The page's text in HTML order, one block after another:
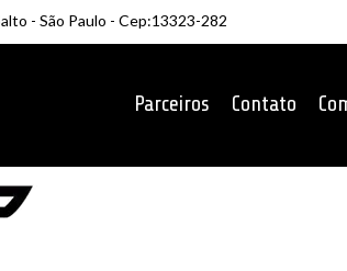
- São Paulo - Cep:13323-282
Parceiros Contato